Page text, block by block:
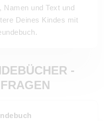
und Text und
Deines Kindes mit
-